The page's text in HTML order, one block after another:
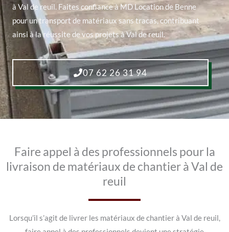
à Val de reuil. Faites confiance à MD Location de Benne
pour un transport de matériaux sans tracas, contribuant
ainsi à la réussite de vos projets à Val de reuil.
07 62 26 31 94
Faire appel à des professionnels pour la
livraison de matériaux de chantier à Val de
reuil
Lorsqu’il s’agit de livrer les matériaux de chantier à Val de reuil,